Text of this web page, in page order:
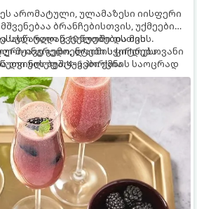
არომატული, ულამაზესი იისფერი
ბრანჩებისთვის, უქმეების
წვეულებებისთვის.
მჟავე გემო, ლაიმის ციტრუსოვანი
ბუშტუკები ქმნის საოცრად
კოქტეილს.
სულ რაღაც 10 წუთში და მის
ინგრედიენტები სჭირდება.
ულუფა: 4–6 პორცია